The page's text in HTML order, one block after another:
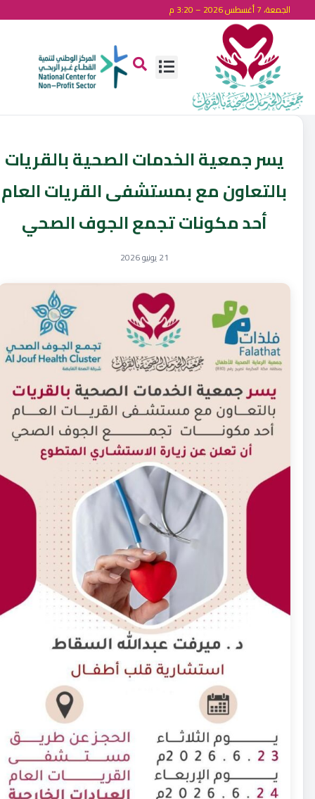
الجمعة، 7 أغسطس 2026 – 3:20 م
‏يسر ⁧‫جمعية الخدمات الصحية بالقريات‬⁩
بالتعاون مع بمستشفى القريات العام
أحد مكونات تجمع الجوف الصحي
21 يونيو 2026